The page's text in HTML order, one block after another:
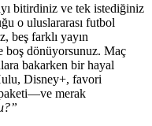
bitirdiniz ve tek istediğiniz
o uluslararası futbol
beş farklı yayın
boş dönüyorsunuz. Maç
bakarken bir hayal
Disney+, favori
paketi—ve merak